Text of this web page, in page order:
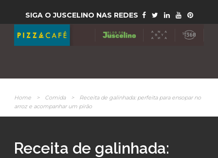
SIGA O JUSCELINO NAS REDES
Home > Comida >
Receita de galinhada: perfeita para ensopar no
arroz e acompanhar um pirão
Receita de galinhada: